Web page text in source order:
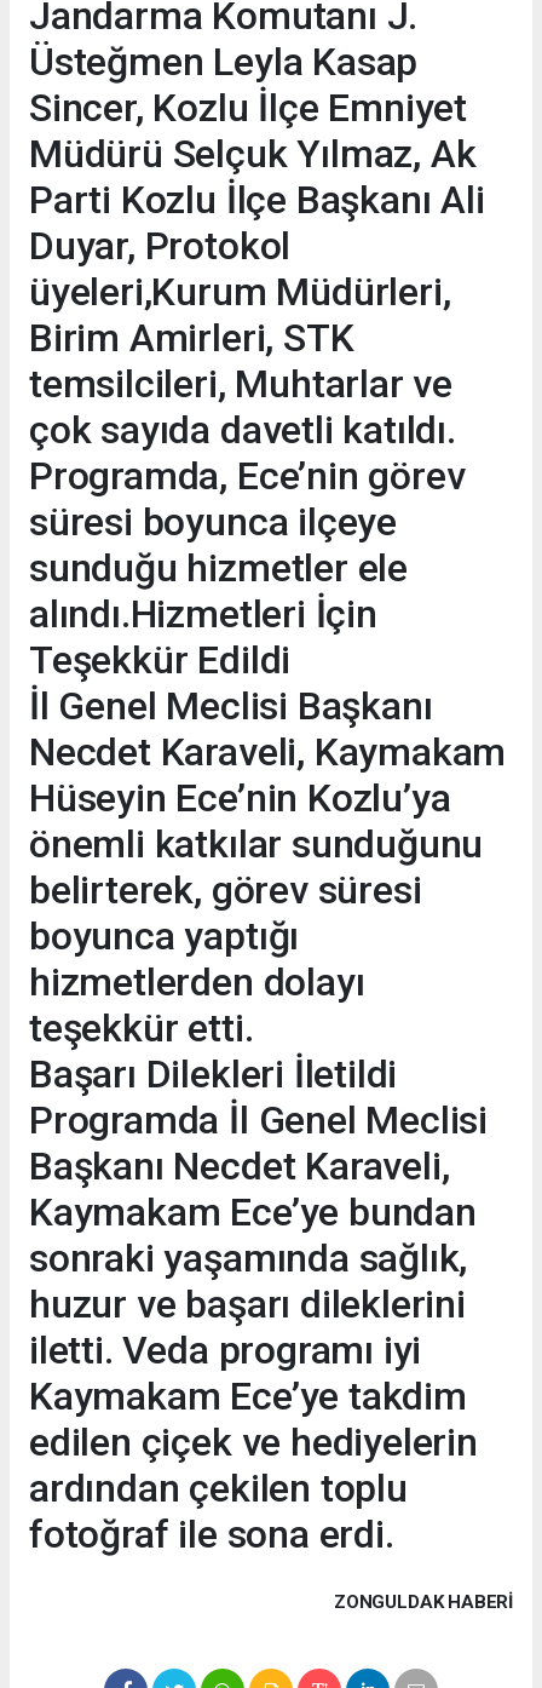
Jandarma Komutanı J.
Üsteğmen Leyla Kasap
Sincer, Kozlu İlçe Emniyet
Müdürü Selçuk Yılmaz, Ak
Parti Kozlu İlçe Başkanı Ali
Duyar, Protokol
üyeleri,Kurum Müdürleri,
Birim Amirleri, STK
temsilcileri, Muhtarlar ve
çok sayıda davetli katıldı.
Programda, Ece’nin görev
süresi boyunca ilçeye
sunduğu hizmetler ele
alındı.Hizmetleri İçin
Teşekkür Edildi
İl Genel Meclisi Başkanı
Necdet Karaveli, Kaymakam
Hüseyin Ece’nin Kozlu’ya
önemli katkılar sunduğunu
belirterek, görev süresi
boyunca yaptığı
hizmetlerden dolayı
teşekkür etti.
Başarı Dilekleri İletildi
Programda İl Genel Meclisi
Başkanı Necdet Karaveli,
Kaymakam Ece’ye bundan
sonraki yaşamında sağlık,
huzur ve başarı dileklerini
iletti. Veda programı iyi
Kaymakam Ece’ye takdim
edilen çiçek ve hediyelerin
ardından çekilen toplu
fotoğraf ile sona erdi.
ZONGULDAK HABERİ